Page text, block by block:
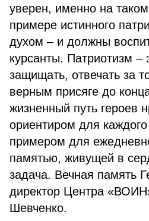
уверен, именно на
примере истинного
духом – и должны
курсанты. Патриотизм –
защищать, отвечать за
верным присяге до
жизненный путь героев
ориентиром для каждого
примером для
памятью, живущей в
задача. Вечная память
директор Центра
Шевченко.